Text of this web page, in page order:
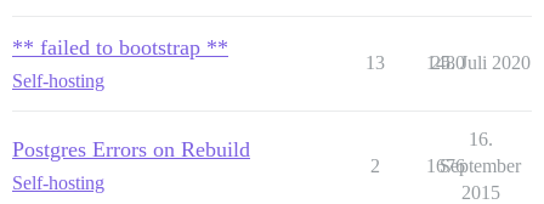
** failed to bootstrap **
Self-hosting
13 1480
25. Juli 2020
Postgres Errors on Rebuild
Self-hosting
2 1676
16.
September
2015